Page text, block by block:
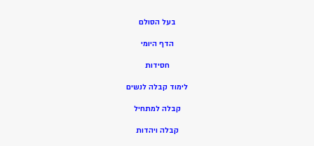
בעל הסולם
הדף היומי
חסידות
לימוד קבלה לנשים
קבלה למתחיל
קבלה ויהדות